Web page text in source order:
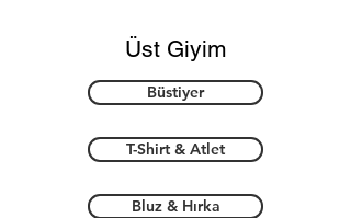
Üst Giyim
Büstiyer
T-Shirt & Atlet
Bluz & Hırka